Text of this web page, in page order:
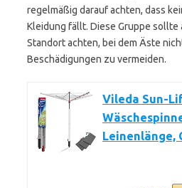
regelmäßig darauf achten, dass
Kleidung fällt. Diese Gruppe
Standort achten, bei dem Äste
Beschädigungen zu vermeiden.
Vileda Sun-
Leinenlänge,